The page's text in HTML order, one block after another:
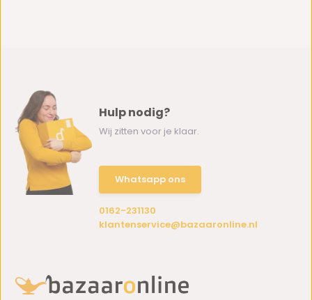
Hulp nodig?
Wij zitten voor je klaar.
Whatsapp ons
0162-231130
klantenservice@bazaaronline.nl